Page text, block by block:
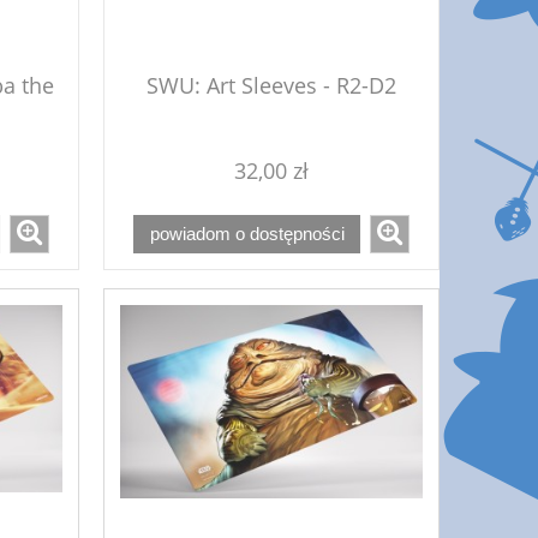
the SWU: Art Sleeves - R2-D2
32,00 zł
powiadom o dostępności